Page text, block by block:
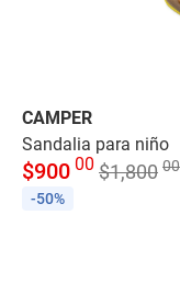
CAMPER
Sandalia para niño
$900 00 $1,800 00
-50%